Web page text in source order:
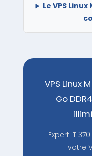
Le VPS
VPS Linux
Go
Expert IT
votre